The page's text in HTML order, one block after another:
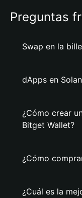
Preguntas
Swap en la
dApps en
¿Cómo crear
Bitget Wallet?
¿Cómo
¿Cuál es la